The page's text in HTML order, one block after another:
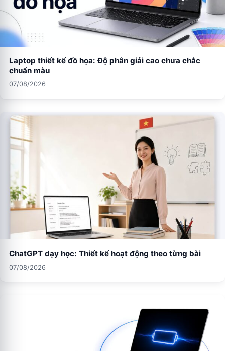
Laptop thiết kế đồ họa: Độ phân giải cao chưa chắc
chuẩn màu
07/08/2026
ChatGPT dạy học: Thiết kế hoạt động theo từng bài
07/08/2026